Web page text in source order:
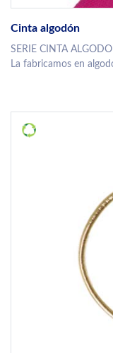
Cinta algodón
SERIE CINTA
La fabricamos en